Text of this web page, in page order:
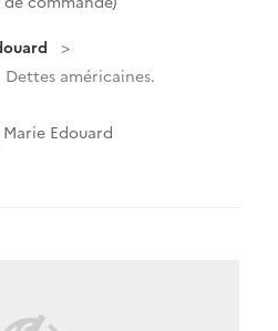
Dettes américaines.
Marie Edouard